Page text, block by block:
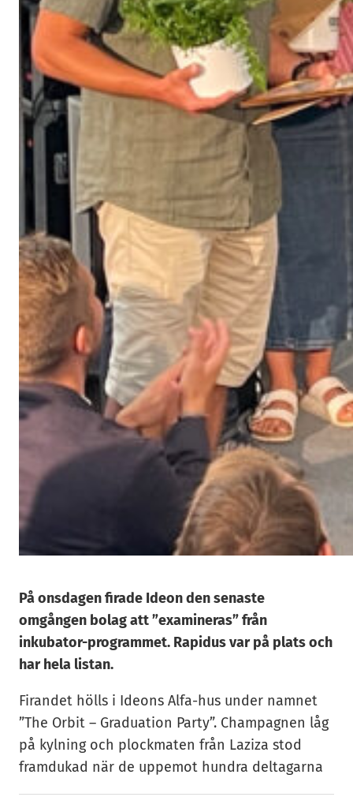
På onsdagen firade Ideon den senaste
omgången bolag att ”examineras” från
inkubator-programmet. Rapidus var på plats och
har hela listan.
Firandet hölls i Ideons Alfa-hus under namnet
”The Orbit – Graduation Party”. Champagnen låg
på kylning och plockmaten från Laziza stod
framdukad när de uppemot hundra deltagarna